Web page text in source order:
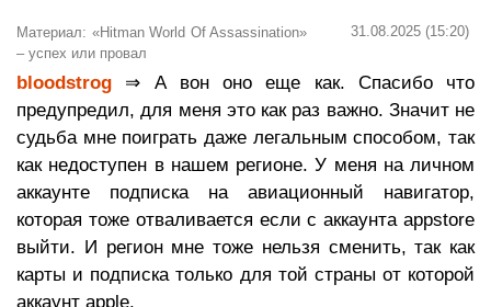
31.08.2025 (15:20)
Материал: «Hitman World Of Assassination»
– успех или провал
bloodstrog ⇒ А вон оно еще как. Спасибо что
предупредил, для меня это как раз важно. Значит не
судьба мне поиграть даже легальным способом, так
как недоступен в нашем регионе. У меня на личном
аккаунте подписка на авиационный навигатор,
которая тоже отваливается если с аккаунта appstore
выйти. И регион мне тоже нельзя сменить, так как
карты и подписка только для той страны от которой
аккаунт apple.